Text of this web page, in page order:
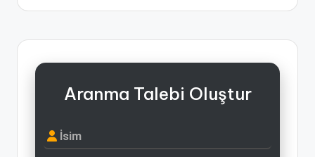
Aranma Talebi Oluştur
İsim